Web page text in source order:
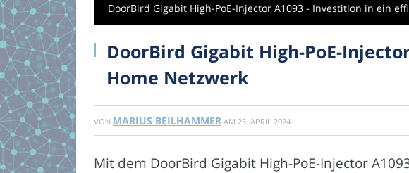
DoorBird Gigabit High-PoE-Injector A1093 - Investition in ein
DoorBird Gigabit High-PoE-
Home Netzwerk
VON MARIUS BEILHAMMER AM 23. APRIL 2024
Mit dem DoorBird Gigabit High-PoE-Injector